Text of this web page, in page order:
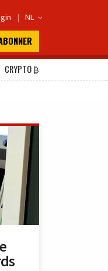
| NL 
CRYPTO₿